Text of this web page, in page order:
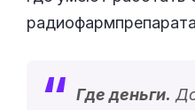
Где деньги.